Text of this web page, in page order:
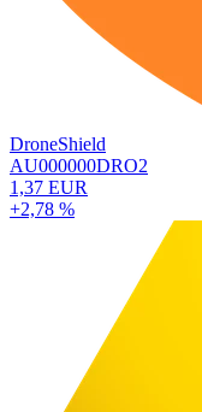
DroneShield
AU000000DRO2
1,37 EUR
+2,78 %